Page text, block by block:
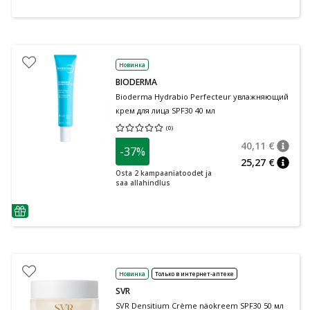
nõuanne
Новинка
BIODERMA
Bioderma Hydrabio Perfecteur увлажняющий
крем для лица SPF30 40 мл
(0)
Средняя оценка 0.00
-37%
Osta 2 kampaaniatoodet ja
saa allahindlus
40,11 €
25,27 €
Новинка Только в интернет-аптеке
SVR
SVR Densitium Crème näokreem SPF30 50 мл